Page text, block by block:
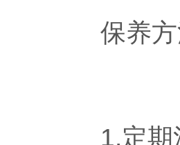
保养方
1.定期清